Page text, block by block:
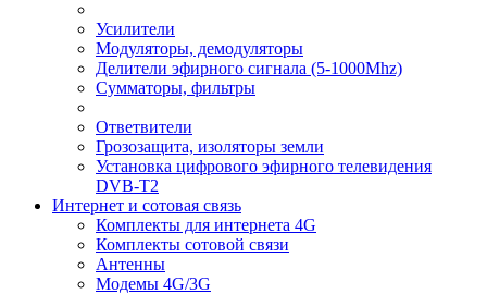
Усилители
Модуляторы, демодуляторы
Делители эфирного сигнала (5-1000Mhz)
Сумматоры, фильтры
Ответвители
Грозозащита, изоляторы земли
Установка цифрового эфирного телевидения
DVB-T2
Интернет и сотовая связь
Комплекты для интернета 4G
Комплекты сотовой связи
Антенны
Модемы 4G/3G